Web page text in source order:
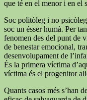
que té en el menor i en el
Soc politòleg i no
soc un ésser humà. Per
fenomen des del punt de
de benestar emocional,
desenvolupament de
És la primera víctima
víctima és el progenitor
Quants casos més s’han